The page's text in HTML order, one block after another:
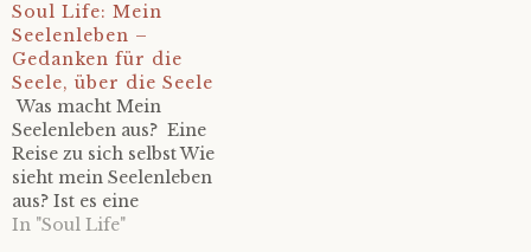
Soul Life: Mein
Seelenleben –
Gedanken für die
Seele, über die Seele
Was macht Mein
Seelenleben aus? Eine
Reise zu sich selbst Wie
sieht mein Seelenleben
aus? Ist es eine
aufregende Reise zu mir
In "Soul Life"